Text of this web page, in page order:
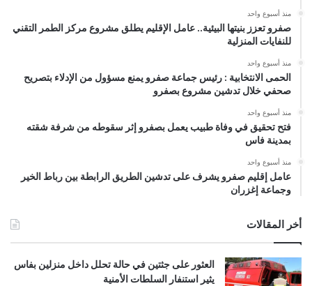
منذ أسبوع واحد
صفرو تعزز بنيتها البيئية.. عامل الإقليم يطلق مشروع مركز الطمر التقني
للنفايات المنزلية
منذ أسبوع واحد
الحمى الانتخابية : رئيس جماعة صفرو يمنع مسؤول من الإدلاء بتصريح
صحفي خلال تدشين مشروع بصفرو
منذ أسبوع واحد
فتح تحقيق في وفاة طبيب يعمل بصفرو إثر سقوطه من شرفة شقته
بمدينة فاس
منذ أسبوع واحد
عامل إقليم صفرو يشرف على تدشين الطريق الرابطة بين رباط الخير
وجماعة إغزران
أخر المقالات
العثور على جثتين في حالة تحلل داخل منزلين بفاس
يثير استنفار السلطات الأمنية